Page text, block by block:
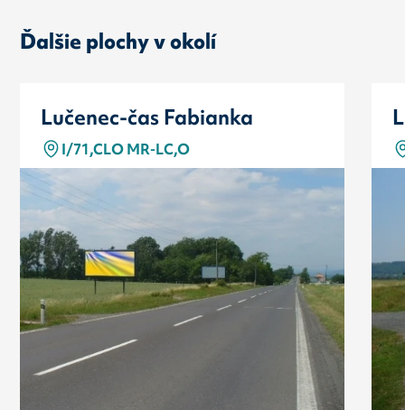
Ďalšie plochy v okolí
Lučenec-čas Fabianka
I/71,CLO MR-LC,O